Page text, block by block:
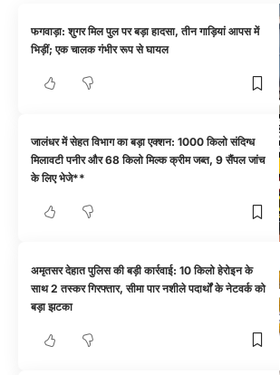
फगवाड़ा: शुगर मिल पुल पर बड़ा हादसा, तीन गाड़ियां आपस में
भिड़ीं; एक चालक गंभीर रूप से घायल
जालंधर में सेहत विभाग का बड़ा एक्शन: 1000 किलो संदिग्ध
मिलावटी पनीर और 68 किलो मिल्क क्रीम जब्त, 9 सैंपल जांच
के लिए भेजे**
अमृतसर देहात पुलिस की बड़ी कार्रवाई: 10 किलो हेरोइन के
साथ 2 तस्कर गिरफ्तार, सीमा पार नशीले पदार्थों के नेटवर्क को
बड़ा झटका